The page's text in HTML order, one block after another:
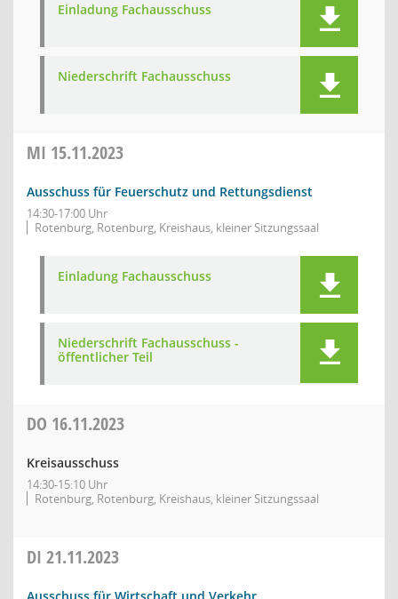
Einladung Fachausschuss
Niederschrift Fachausschuss
MI 15.11.2023
Ausschuss für Feuerschutz und Rettungsdienst
14:30-17:00 Uhr
Rotenburg, Rotenburg, Kreishaus, kleiner Sitzungssaal
Einladung Fachausschuss
Niederschrift Fachausschuss -
öffentlicher Teil
DO 16.11.2023
Kreisausschuss
14:30-15:10 Uhr
Rotenburg, Rotenburg, Kreishaus, kleiner Sitzungssaal
DI 21.11.2023